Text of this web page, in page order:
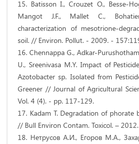
15. Batisson I., Crouzet O., Besse-
Mangot J.F., Mallet C.,
characterization of mesotrione-
soil. // Environ. Pollut. - 2009. -
16. Chennappa G., Adkar-
U., Sreenivasa M.Y. Impact of
Azotobacter sp. Isolated from
Greener // Journal of Agricultural
Vol. 4 (4). - pp. 117-129.
17. Kadam T. Degradation of phorate
// Bull Environ Contam. Toxicol. –
18. Нетрусов А.И., Егоров М.А.,